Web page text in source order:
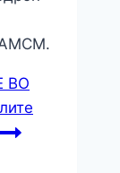
АМСМ.
ВО